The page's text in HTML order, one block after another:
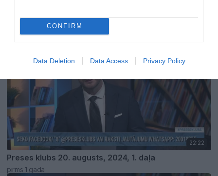
CONFIRM
Data Deletion Data Access Privacy Policy
pirms 1 gada
Augusts, 2024
Pilnais raidījums
22:22
Preses klubs 20. augusts, 2024, 1. daļa
pirms 1 gada